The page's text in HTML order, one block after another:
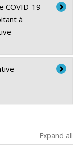
COVID-19
à
Expand all